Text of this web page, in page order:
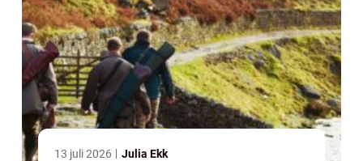
13 juli 2026 Julia Ekk